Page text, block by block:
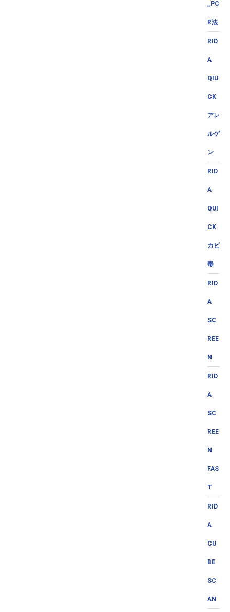
_PC
R法
RID
A
QIU
CK
アレ
ルゲ
ン
RID
A
QUI
CK
カビ
毒
RID
A
SC
REE
N
RID
A
SC
REE
N
FAS
T
RID
A
CU
BE
SC
AN